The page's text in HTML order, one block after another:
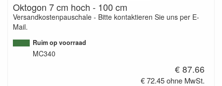
Oktogon 7 cm hoch - 100 cm
Versandkostenpauschale - Bitte kontaktieren Sie uns per E-
Mail.
Ruim op voorraad
MC340
€ 87.66
€ 72.45 ohne MwSt.